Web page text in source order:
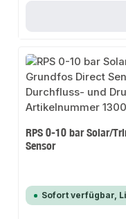
RPS 0-10 bar Solar/
Sensor
Sofort verfügbar,